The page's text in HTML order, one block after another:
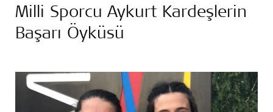
Milli Sporcu Aykurt Kardeşlerin
Başarı Öyküsü